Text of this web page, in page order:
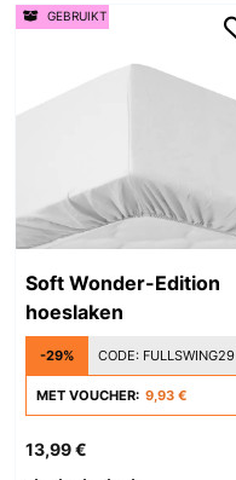
Soft Wonder-Edition
hoeslaken
-29% CODE: FULLSWING29
MET VOUCHER: 9,93 €
13,99 €
GEBRUIKT